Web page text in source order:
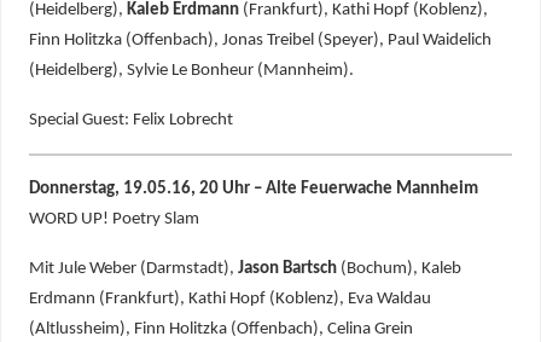
(Heidelberg), Kaleb Erdmann(Frankfurt), Kathi Hopf (Koblenz),
Finn Holitzka (Offenbach), Jonas Treibel (Speyer), Paul Waidelich
(Heidelberg), Sylvie Le Bonheur (Mannheim).
Special Guest: Felix Lobrecht
Donnerstag, 19.05.16, 20 Uhr – Alte Feuerwache Mannheim
WORD UP! Poetry Slam
Mit Jule Weber (Darmstadt), Jason Bartsch(Bochum), Kaleb
Erdmann (Frankfurt), Kathi Hopf (Koblenz), Eva Waldau
(Altlussheim), Finn Holitzka (Offenbach), Celina Grein